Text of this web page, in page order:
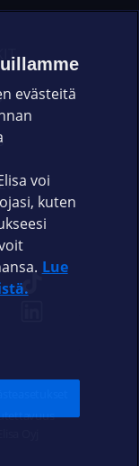
evästeitä
voi
kuten
Lue